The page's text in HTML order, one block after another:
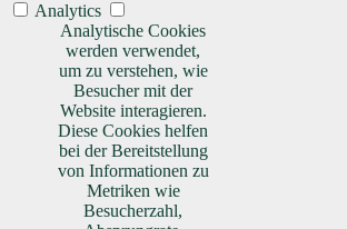
Analytics
Analytische Cookies
werden verwendet,
um zu verstehen, wie
Besucher mit der
Website interagieren.
Diese Cookies helfen
bei der Bereitstellung
von Informationen zu
Metriken wie
Besucherzahl,